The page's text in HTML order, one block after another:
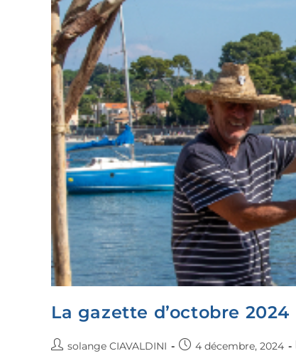
La gazette d’octobre 2024
solange CIAVALDINI 4 décembre, 2024